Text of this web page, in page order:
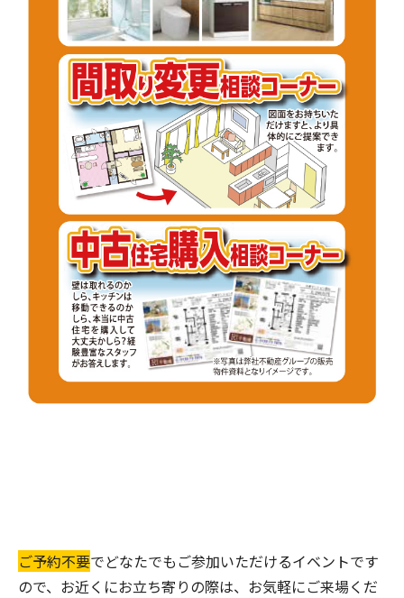
ご予約不要でどなたでもご参加いただけるイベントです
ので、お近くにお立ち寄りの際は、お気軽にご来場くだ